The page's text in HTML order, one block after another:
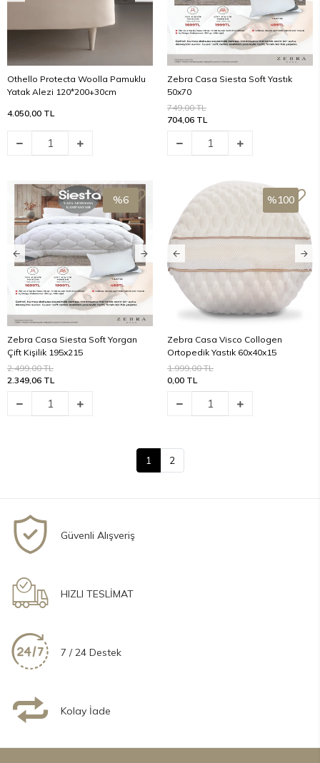
Othello Protecta Woolla Pamuklu
Yatak Alezi 120*200+30cm
4.050,00 TL
Zebra Casa Siesta Soft Yastık
50x70
749,00 TL
704,06 TL
Zebra Casa Siesta Soft Yorgan
Çift Kişilik 195x215
2.499,00 TL
2.349,06 TL
%6
Zebra Casa Visco Collogen
Ortopedik Yastık 60x40x15
1.999,00 TL
0,00 TL
%100
1 2
Güvenli Alışveriş
HIZLI TESLİMAT
7 / 24 Destek
Kolay İade